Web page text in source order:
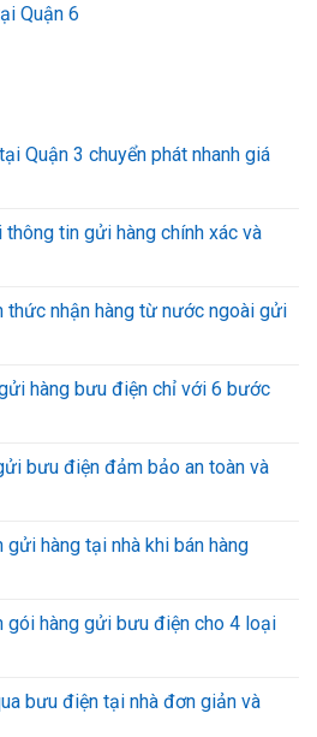
Quận 6
Quận 3 chuyển phát nhanh giá
thông tin gửi hàng chính xác và
thức nhận hàng từ nước ngoài gửi
hàng bưu điện chỉ với 6 bước
bưu điện đảm bảo an toàn và
gửi hàng tại nhà khi bán hàng
gói hàng gửi bưu điện cho 4 loại
bưu điện tại nhà đơn giản và